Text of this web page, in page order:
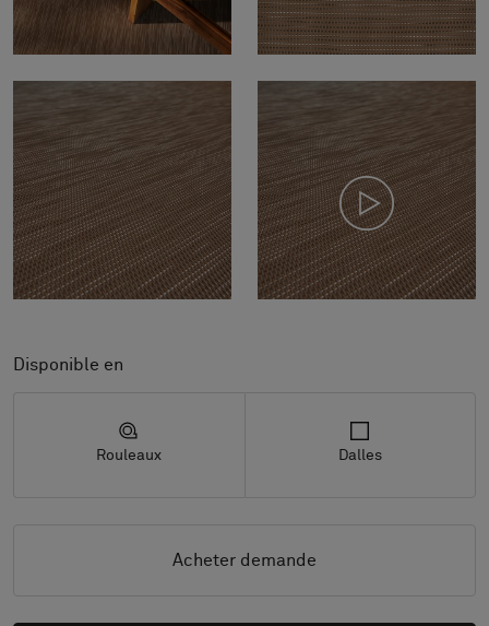
Disponible en
Rouleaux Dalles
Acheter demande